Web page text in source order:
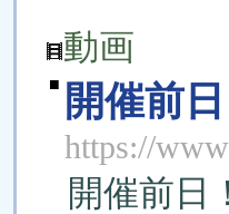
動画
■ 開催前
https://
開催前日